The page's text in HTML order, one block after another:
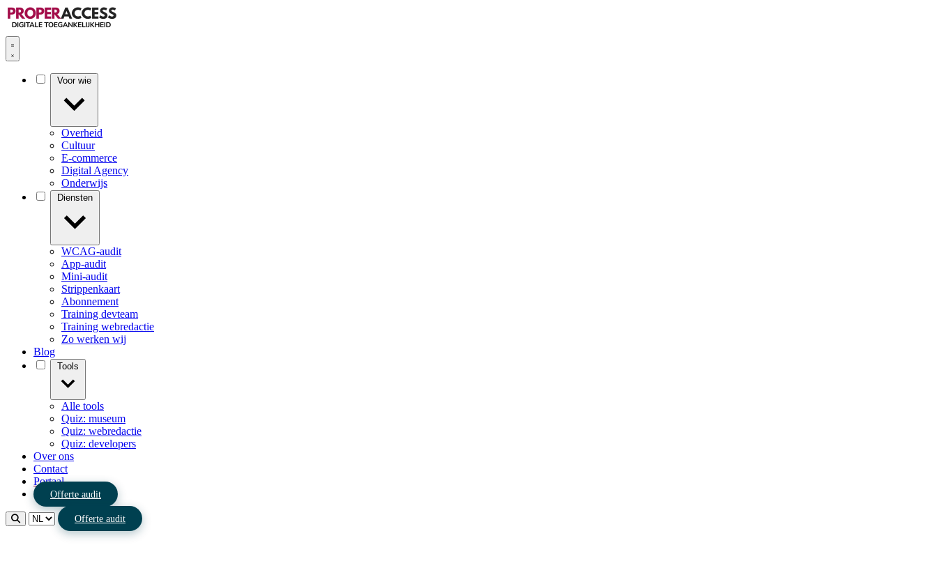
Overheid
Cultuur
E-commerce
Digital Agency
Onderwijs
WCAG-audit
App-audit
Mini-audit
Strippenkaart
Abonnement
Training devteam
Training webredactie
Zo werken wij
Blog
Alle tools
Quiz: museum
Quiz: webredactie
Quiz: developers
Over ons
Contact
Portaal
Offerte audit
Offerte audit